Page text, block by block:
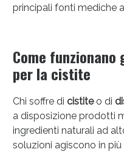
principali fonti mediche
Come
per la cistite
Chi soffre di cistiteo di
a disposizione prodotti
ingredienti naturali ad
soluzioni agiscono in